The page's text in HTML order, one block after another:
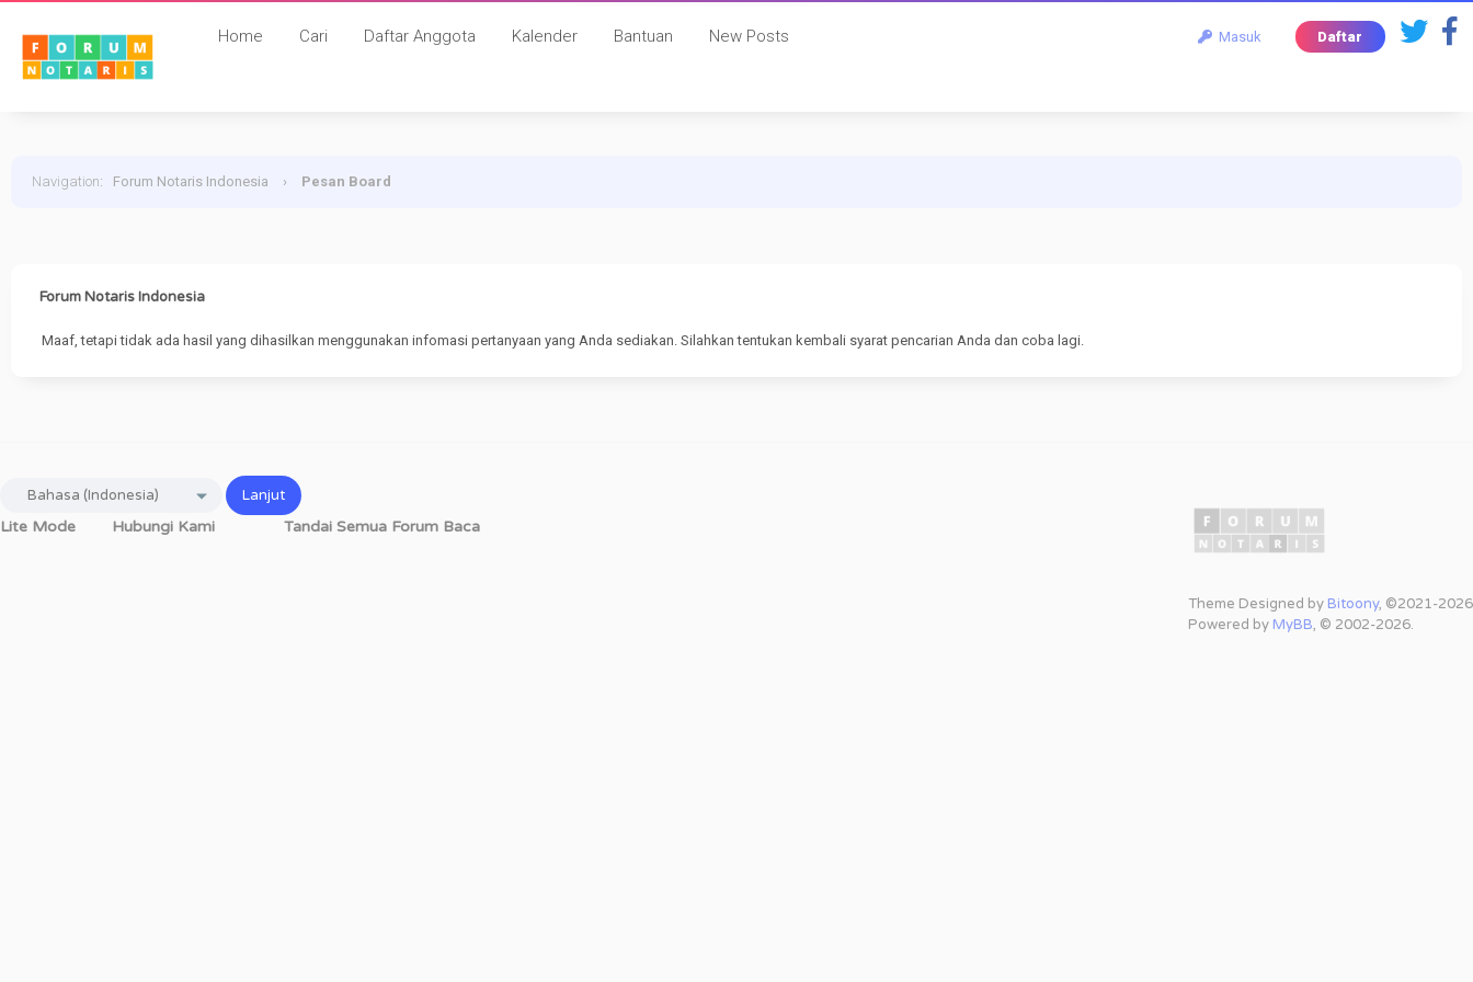
Masuk Daftar
Home Cari Daftar Anggota Kalender Bantuan New Posts
Navigation: Forum Notaris Indonesia › Pesan Board
Forum Notaris Indonesia
Maaf, tetapi tidak ada hasil yang dihasilkan menggunakan infomasi pertanyaan yang Anda sediakan. Silahkan tentukan kembali syarat pencarian Anda dan coba lagi.
Theme Designed by Bitoony, ©2021-2026
Powered by MyBB, © 2002-2026.
Lite Mode Hubungi Kami Tandai Semua Forum Baca